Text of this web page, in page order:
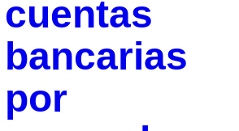
cuentas
bancarias
por